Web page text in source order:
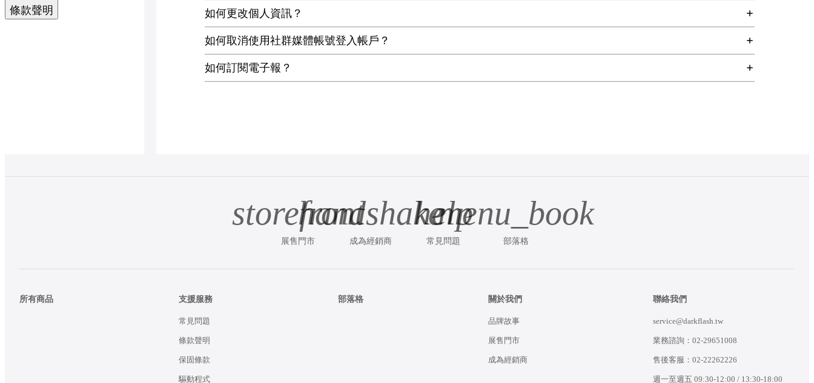
條款聲明 如何更改個人資訊？
如何取消使用社群媒體帳號登入帳戶？
如何訂閱電子報？
storefront
展售門市
handshake
成為經銷商
help
常見問題
menu_book
部落格
所有商品 支援服務
常見問題
條款聲明
保固條款
驅動程式
部落格 關於我們
品牌故事
展售門市
成為經銷商
聯絡我們
service@darkflash.tw
業務諮詢： 02-29651008
售後客服： 02-22262226
週一至週五 09:30-12:00 / 13:30-18:00